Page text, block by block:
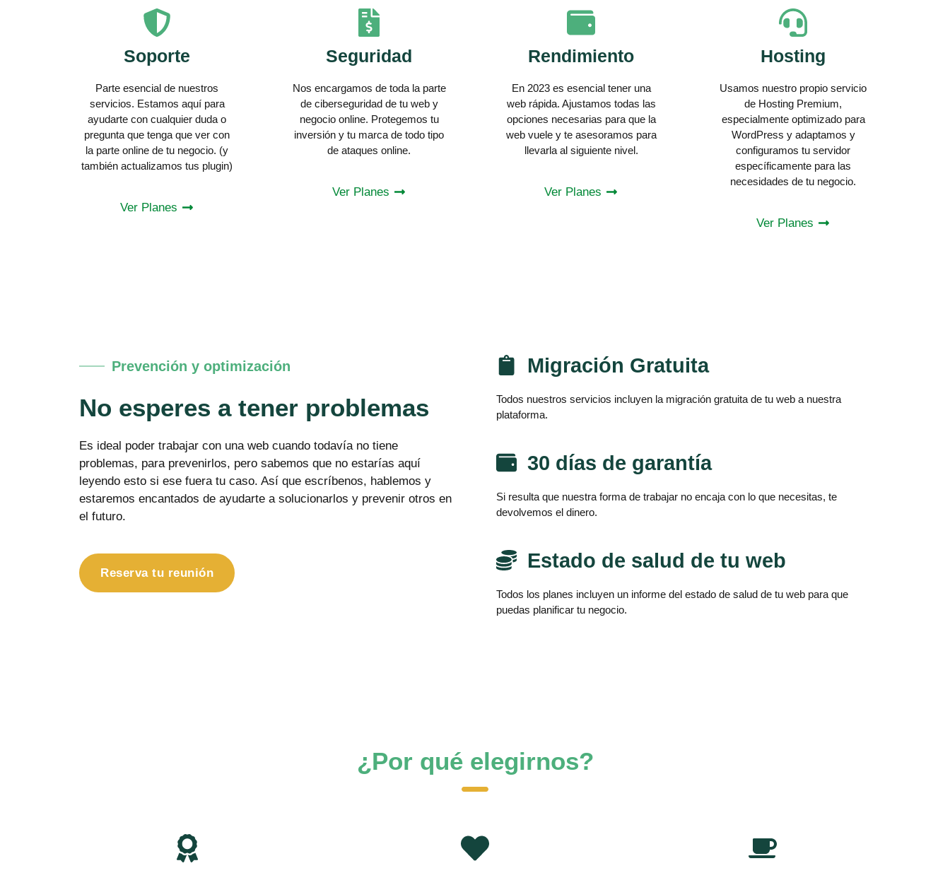
Soporte
Parte esencial de nuestros
servicios. Estamos aquí para
ayudarte con cualquier duda o
pregunta que tenga que ver con
la parte online de tu negocio. (y
también actualizamos tus plugin)
Ver Planes
Seguridad
Nos encargamos de toda la parte
de ciberseguridad de tu web y
negocio online. Protegemos tu
inversión y tu marca de todo tipo
de ataques online.
Ver Planes
Rendimiento
En 2023 es esencial tener una
web rápida. Ajustamos todas las
opciones necesarias para que la
web vuele y te asesoramos para
llevarla al siguiente nivel.
Ver Planes
Hosting
Usamos nuestro propio servicio
de Hosting Premium,
especialmente optimizado para
WordPress y adaptamos y
configuramos tu servidor
específicamente para las
necesidades de tu negocio.
Ver Planes
Prevención y optimización
No esperes a tener problemas
Es ideal poder trabajar con una web cuando todavía no tiene
problemas, para prevenirlos, pero sabemos que no estarías aquí
leyendo esto si ese fuera tu caso. Así que escríbenos, hablemos y
estaremos encantados de ayudarte a solucionarlos y prevenir otros en
el futuro.
Reserva tu reunión
Migración Gratuita
Todos nuestros servicios incluyen la migración gratuita de tu web a nuestra
plataforma.
30 días de garantía
Si resulta que nuestra forma de trabajar no encaja con lo que necesitas, te
devolvemos el dinero.
Estado de salud de tu web
Todos los planes incluyen un informe del estado de salud de tu web para que
puedas planificar tu negocio.
¿Por qué elegirnos?